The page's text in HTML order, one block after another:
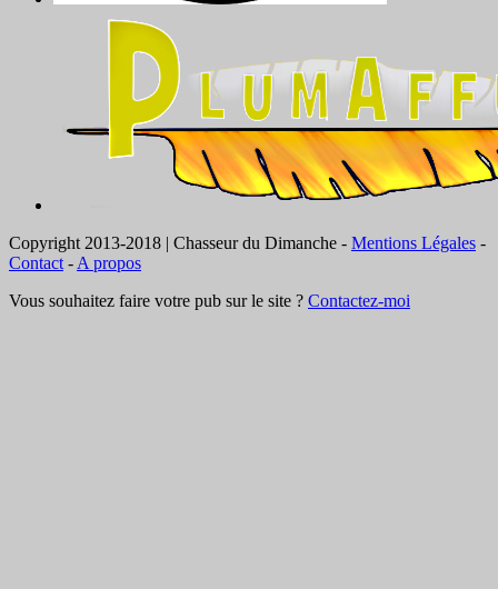
Copyright 2013-2018 | Chasseur du Dimanche - Mentions Légales -
Contact - A propos
Vous souhaitez faire votre pub sur le site ? Contactez-moi